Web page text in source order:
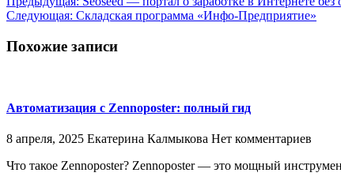
Следующая: Складская программа «Инфо-Предприятие»
Похожие записи
Автоматизация с Zennoposter: полный гид
8 апреля, 2025 Екатерина Калмыкова Нет комментариев
Что такое Zennoposter? Zennoposter — это мощный